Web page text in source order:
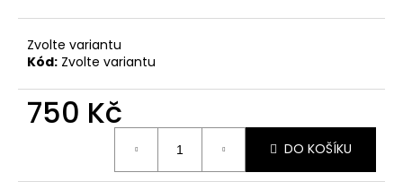
Zvolte variantu
Kód: Zvolte variantu
750 Kč
DO KOŠÍKU
Kč